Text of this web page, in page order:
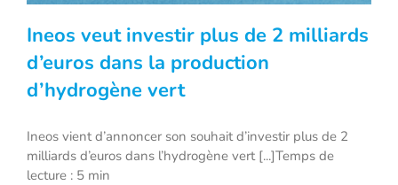
d’euros dans la production d’hydrogène
vert
Ineos veut investir plus de 2 milliards
d’euros dans la production
d’hydrogène vert
Ineos vient d’annoncer son souhait d’investir plus de 2
milliards d’euros dans l’hydrogène vert [...]Temps de
lecture : 5 min